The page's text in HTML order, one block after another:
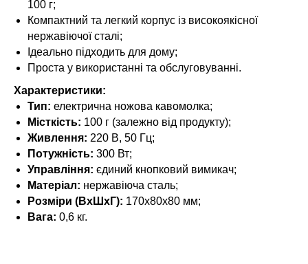
100 г;
Компактний та легкий корпус із високоякісної
нержавіючої сталі;
Ідеально підходить для дому;
Проста у використанні та обслуговуванні.
Характеристики:
Тип: електрична ножова кавомолка;
Місткість: 100 г (залежно від продукту);
Живлення: 220 В, 50 Гц;
Потужність: 300 Вт;
Управління: єдиний кнопковий вимикач;
Матеріал: нержавіюча сталь;
Розміри (ВхШхГ): 170х80х80 мм;
Вага: 0,6 кг.